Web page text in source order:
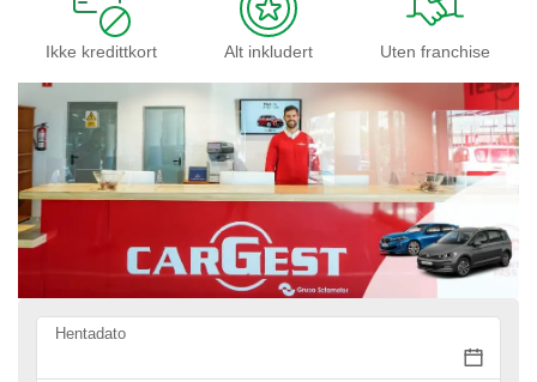
Ikke kredittkort Alt inkludert Uten franchise
Hentadato